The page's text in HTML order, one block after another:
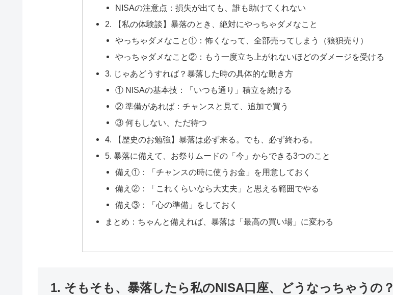
NISAの注意点：損失が出ても、誰も助けてくれない
2. 【私の体験談】暴落のとき、絶対にやっちゃダメなこと
やっちゃダメなこと①：怖くなって、全部売ってしまう（狼狽売り）
やっちゃダメなこと②：もう一度立ち上がれないほどのダメージを受ける
3. じゃあどうすれば？暴落した時の具体的な動き方
① NISAの基本技：「いつも通り」積立を続ける
② 準備があれば：チャンスと見て、追加で買う
③ 何もしない、ただ待つ
4. 【歴史のお勉強】暴落は必ず来る。でも、必ず終わる。
5. 暴落に備えて、お祭りムードの「今」からできる3つのこと
備え①：「チャンスの時に使うお金」を用意しておく
備え②：「これくらいなら大丈夫」と思える範囲でやる
備え③：「心の準備」をしておく
まとめ：ちゃんと備えれば、暴落は「最高の買い場」に変わる
1. そもそも、暴落したら私のNISA口座、どうなっちゃうの？